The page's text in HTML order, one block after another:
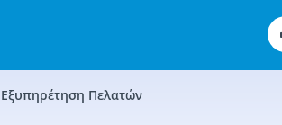
Εξυπηρέτηση Πελατών